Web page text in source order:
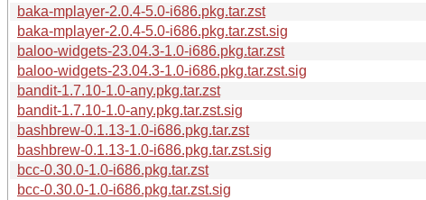
baka-mplayer-2.0.4-5.0-i686.pkg.tar.zst
baka-mplayer-2.0.4-5.0-i686.pkg.tar.zst.sig
baloo-widgets-23.04.3-1.0-i686.pkg.tar.zst
baloo-widgets-23.04.3-1.0-i686.pkg.tar.zst.sig
bandit-1.7.10-1.0-any.pkg.tar.zst
bandit-1.7.10-1.0-any.pkg.tar.zst.sig
bashbrew-0.1.13-1.0-i686.pkg.tar.zst
bashbrew-0.1.13-1.0-i686.pkg.tar.zst.sig
bcc-0.30.0-1.0-i686.pkg.tar.zst
bcc-0.30.0-1.0-i686.pkg.tar.zst.sig